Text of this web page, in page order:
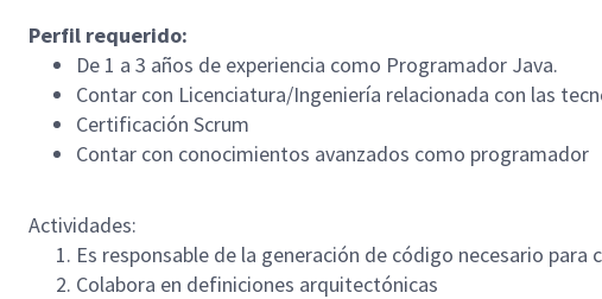
Perfil requerido:
De 1 a 3 años de experiencia como Programador Java.
Contar con Licenciatura/Ingeniería relacionada con las
Certificación Scrum
Contar con conocimientos avanzados como programador
Actividades:
Es responsable de la generación de código necesario
Colabora en definiciones arquitectónicas